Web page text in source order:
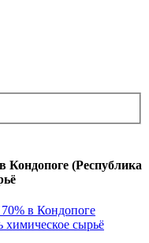
Кондопоге (Республика